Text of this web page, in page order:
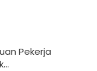
Pekerja